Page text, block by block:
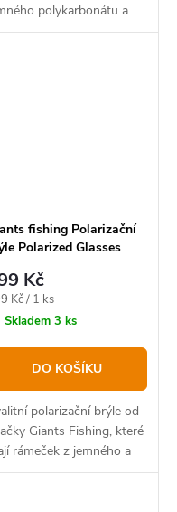
polykarbonátu a
polarizovaných
fishing Polarizační
Polarized Glasses
Kč
Kč / 1 ks
Skladem 3 ks
DO KOŠÍKU
polarizační brýle od
Giants Fishing, které
rámeček z jemného a
polykarbonátu.